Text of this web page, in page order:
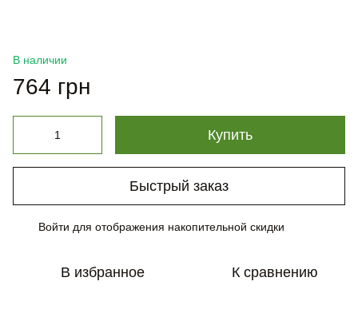
В наличии
764 грн
Купить
Быстрый заказ
Войти для отображения накопительной скидки
В избранное К сравнению